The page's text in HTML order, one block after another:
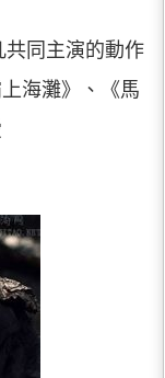
共同主演的動作
海灘》、《馬